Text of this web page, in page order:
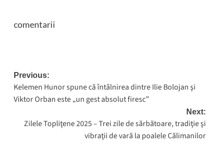
comentarii
Post
navigation
Previous:
Kelemen Hunor spune că întâlnirea dintre Ilie Bolojan şi
Viktor Orban este „un gest absolut firesc”
Next:
Zilele Topliţene 2025 – Trei zile de sărbătoare, tradiţie şi
vibraţii de vară la poalele Călimanilor